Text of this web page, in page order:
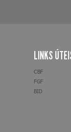
LINKS
CBF
FGF
BID